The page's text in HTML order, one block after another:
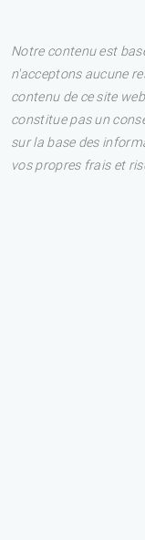
Notre contenu est
n'acceptons aucune
contenu de ce site
constitue pas un
sur la base des
vos propres frais et